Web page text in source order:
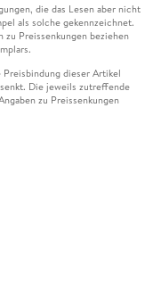
die das Lesen aber nicht
als solche gekennzeichnet.
Preissenkungen beziehen
dieser Artikel
Die jeweils zutreffende
zu Preissenkungen